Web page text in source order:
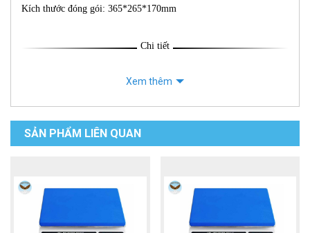
Kích thước đóng gói: 365*265*170mm
Chi tiết
Xem thêm
SẢN PHẨM LIÊN QUAN